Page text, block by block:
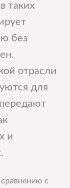
таких
без
отрасли
для
и
с